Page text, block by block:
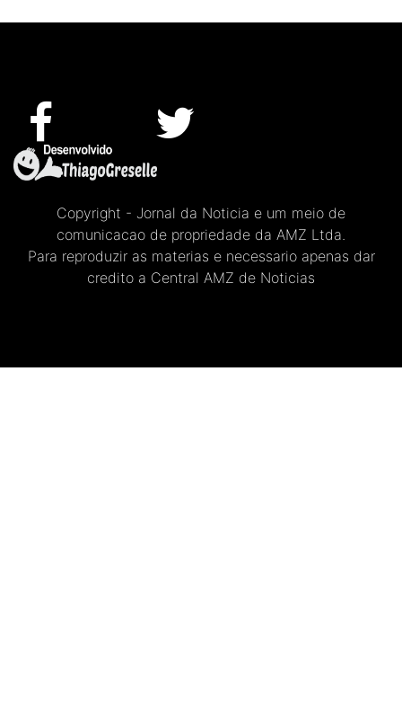
Copyright - Jornal da Noticia e um meio de
comunicacao de propriedade da AMZ Ltda.
Para reproduzir as materias e necessario apenas dar
credito a Central AMZ de Noticias